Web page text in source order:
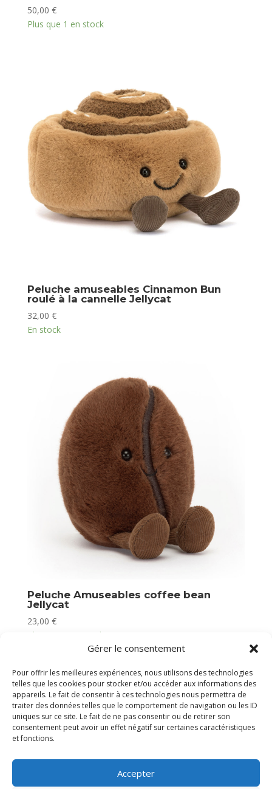
Gérer le consentement
Pour offrir les meilleures expériences, nous utilisons des technologies
telles que les cookies pour stocker et/ou accéder aux informations des
appareils. Le fait de consentir à ces technologies nous permettra de
traiter des données telles que le comportement de navigation ou les ID
uniques sur ce site. Le fait de ne pas consentir ou de retirer son
consentement peut avoir un effet négatif sur certaines caractéristiques
et fonctions.
Accepter
50,00 €
Plus que 1 en stock
Peluche amuseables Cinnamon Bun
roulé à la cannelle Jellycat
32,00 €
En stock
Peluche Amuseables coffee bean
Jellycat
23,00 €
Plus que 1 en stock